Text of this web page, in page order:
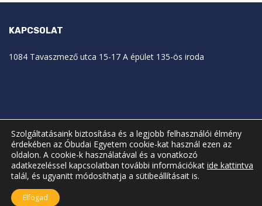
KAPCSOLAT
1084 Tavaszmező utca 15-17 A épület 135-ös iroda
Szolgáltatásaink biztosítása és a legjobb felhasználói élmény
érdekében az Óbudai Egyetem cookie-kat használ ezen az
oldalon. A cookie-k használatával és a vonatkozó
adatkezeléssel kapcsolatban további információkat ide kattintva
talál, és ugyanitt módosíthatja a sütibeállításait is.
Elfogad